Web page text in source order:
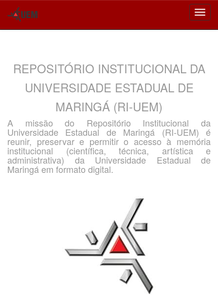
REPOSITÓRIO INSTITUCIONAL DA
UNIVERSIDADE ESTADUAL DE
MARINGÁ (RI-UEM)
A missão do Repositório Institucional da
Universidade Estadual de Maringá (RI-UEM) é
reunir, preservar e permitir o acesso à memória
institucional (científica, técnica, artística e
administrativa) da Universidade Estadual de
Maringá em formato digital.